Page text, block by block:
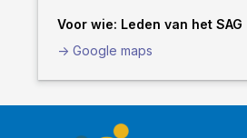
Voor wie: Leden van het SAG
-> Google maps